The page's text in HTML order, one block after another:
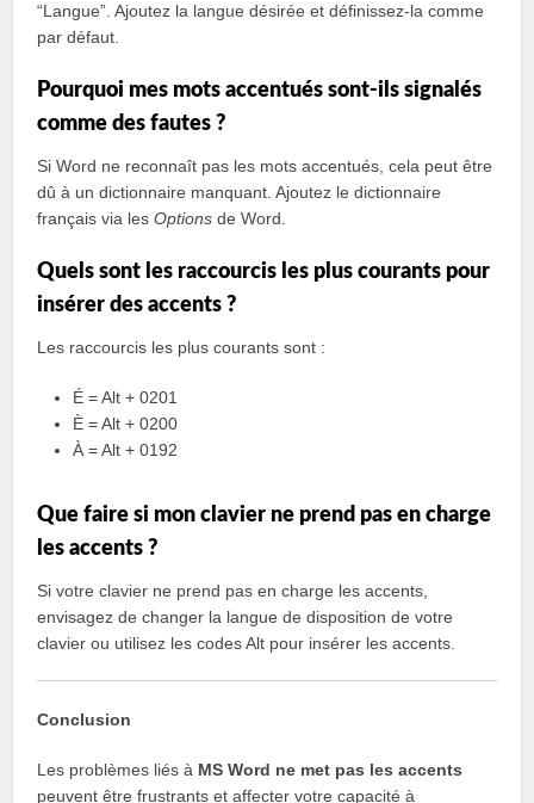
“Langue”. Ajoutez la langue désirée et définissez-la comme
par défaut.
Pourquoi mes mots accentués sont-ils signalés
comme des fautes ?
Si Word ne reconnaît pas les mots accentués, cela peut être
dû à un dictionnaire manquant. Ajoutez le dictionnaire
français via lesOptions de Word.
Quels sont les raccourcis les plus courants pour
insérer des accents ?
Les raccourcis les plus courants sont :
É = Alt + 0201
È = Alt + 0200
À = Alt + 0192
Que faire si mon clavier ne prend pas en charge
les accents ?
Si votre clavier ne prend pas en charge les accents,
envisagez de changer la langue de disposition de votre
clavier ou utilisez les codes Alt pour insérer les accents.
Conclusion
Les problèmes liés à MS Word ne met pas les accents
peuvent être frustrants et affecter votre capacité à